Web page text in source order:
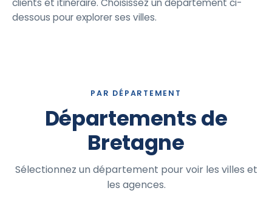
clients et itinéraire. Choisissez un département ci-
dessous pour explorer ses villes.
PAR DÉPARTEMENT
Départements de
Bretagne
Sélectionnez un département pour voir les villes et
les agences.